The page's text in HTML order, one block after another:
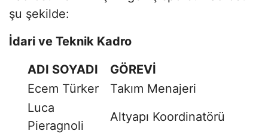
şu şekilde:
İdari ve Teknik Kadro
ADI SOYADI
GÖREVİ
Ecem Türker
Takım Menajeri
Luca
Pieragnoli
Altyapı Koordinatörü